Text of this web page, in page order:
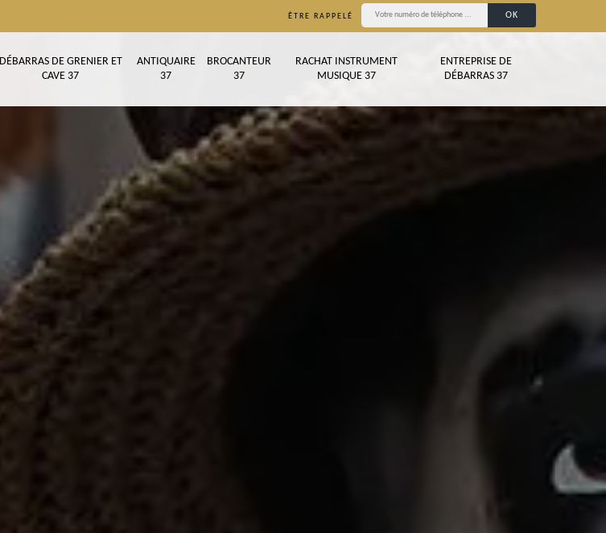
ÊTRE RAPPELÉ
DÉBARRAS DE GRENIER ET
CAVE 37
ANTIQUAIRE
37
BROCANTEUR
37
RACHAT INSTRUMENT
MUSIQUE 37
ENTREPRISE DE
DÉBARRAS 37